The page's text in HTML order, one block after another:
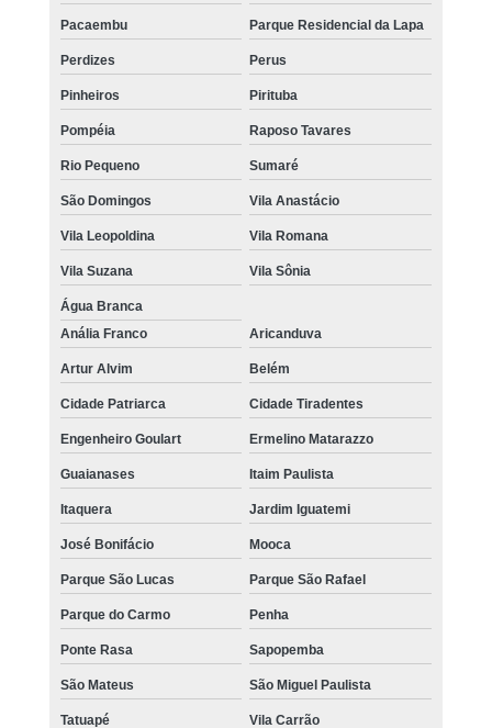
Pacaembu Parque Residencial da Lapa
Perdizes Perus
Pinheiros Pirituba
Pompéia Raposo Tavares
Rio Pequeno Sumaré
São Domingos Vila Anastácio
Vila Leopoldina Vila Romana
Vila Suzana Vila Sônia
Água Branca
Anália Franco
Aricanduva
Artur Alvim Belém
Cidade Patriarca Cidade Tiradentes
Engenheiro Goulart Ermelino Matarazzo
Guaianases Itaim Paulista
Itaquera Jardim Iguatemi
José Bonifácio Mooca
Parque São Lucas Parque São Rafael
Parque do Carmo Penha
Ponte Rasa Sapopemba
São Mateus São Miguel Paulista
Tatuapé Vila Carrão